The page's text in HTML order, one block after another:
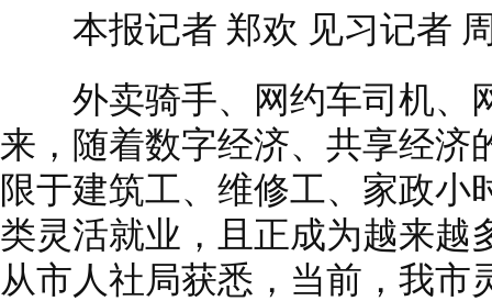
本报记者 郑欢 见习记者
外卖骑手、网约车司机、
来，随着数字经济、共享经济
限于建筑工、维修工、家政小
类灵活就业，且正成为越来越
从市人社局获悉，当前，我市